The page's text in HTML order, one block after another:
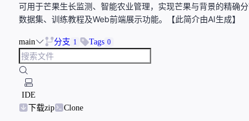
可用于芒果生长监测、智能农业管理，实现芒果与背景的精
数据集、训练教程及Web前端展示功能。【此简介由AI生成】
main 分支 1 Tags 0
IDE
下载zip
Clone